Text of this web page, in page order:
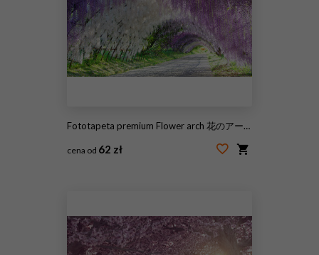
Fototapeta premium Flower arch 花のアーチ
cena od 62 zł